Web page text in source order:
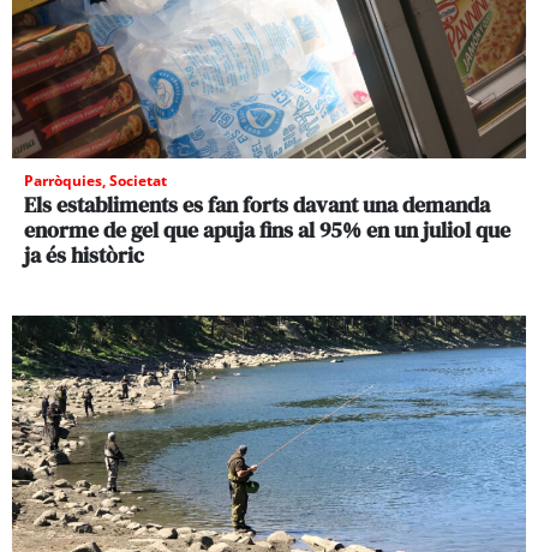
Parròquies,Societat
Els establiments es fan forts davant una demanda
enorme de gel que apuja fins al 95% en un juliol que
ja és històric